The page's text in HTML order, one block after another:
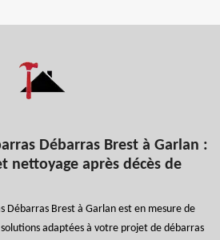
Débarras Brest à Garlan :
nettoyage après décès de
Débarras Brest à Garlan est en mesure de
adaptées à votre projet de débarras